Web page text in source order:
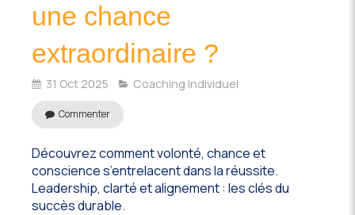
une chance
extraordinaire ?
31 Oct 2025 Coaching Individuel
Commenter
Découvrez comment volonté, chance et
conscience s’entrelacent dans la réussite.
Leadership, clarté et alignement : les clés du
succès durable.